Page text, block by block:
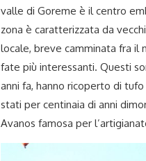
valle di Goreme è il centro
zona è caratterizzata da
locale, breve camminata fra il
fate più interessanti. Questi
anni fa, hanno ricoperto di
stati per centinaia di anni
Avanos famosa per